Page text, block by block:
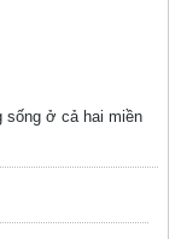
sống ở cả hai miền